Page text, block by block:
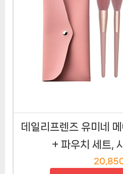
데일리프렌즈 유미네
+ 파우치 세트,